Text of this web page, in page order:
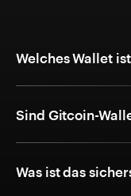
Welches Wallet
Sind Gitcoin-
Was ist das